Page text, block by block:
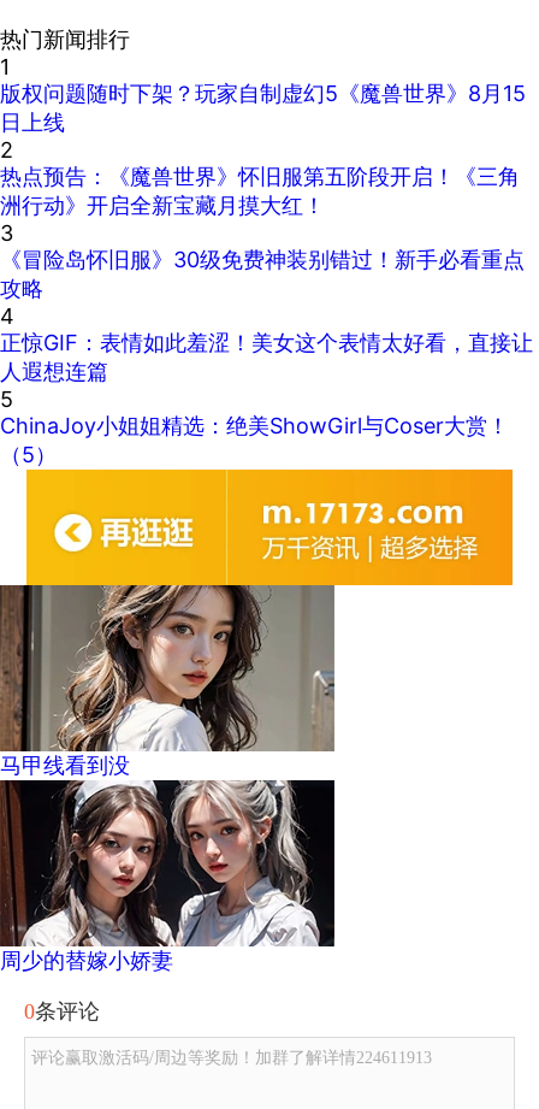
热门新闻排行
1
版权问题随时下架？玩家自制虚幻5《魔兽世界》8月15
日上线
2
热点预告：《魔兽世界》怀旧服第五阶段开启！《三角
洲行动》开启全新宝藏月摸大红！
3
《冒险岛怀旧服》30级免费神装别错过！新手必看重点
攻略
4
正惊GIF：表情如此羞涩！美女这个表情太好看，直接让
人遐想连篇
5
ChinaJoy小姐姐精选：绝美ShowGirl与Coser大赏！
（5）
马甲线看到没
周少的替嫁小娇妻
0条评论
评论赢取激活码/周边等奖励！加群了解详情224611913